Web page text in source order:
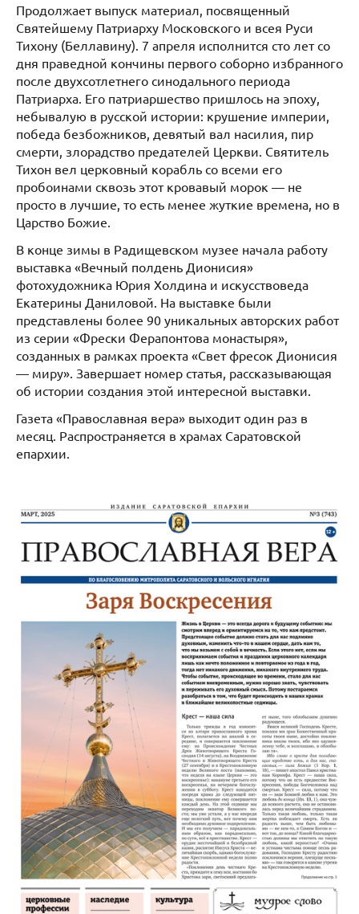
Продолжает выпуск материал, посвященный
Святейшему Патриарху Московского и всея Руси
Тихону (Беллавину). 7 апреля исполнится сто лет со
дня праведной кончины первого соборно избранного
после двухсотлетнего синодального периода
Патриарха. Его патриаршество пришлось на эпоху,
небывалую в русской истории: крушение империи,
победа безбожников, девятый вал насилия, пир
смерти, злорадство предателей Церкви. Святитель
Тихон вел церковный корабль со всеми его
пробоинами сквозь этот кровавый морок — не
просто в лучшие, то есть менее жуткие времена, но в
Царство Божие.
В конце зимы в Радищевском музее начала работу
выставка «Вечный полдень Дионисия»
фотохудожника Юрия Холдина и искусствоведа
Екатерины Даниловой. На выставке были
представлены более 90 уникальных авторских работ
из серии «Фрески Ферапонтова монастыря»,
созданных в рамках проекта «Свет фресок Дионисия
— миру». Завершает номер статья, рассказывающая
об истории создания этой интересной выставки.
Газета «Православная вера» выходит один раз в
месяц. Распространяется в храмах Саратовской
епархии.